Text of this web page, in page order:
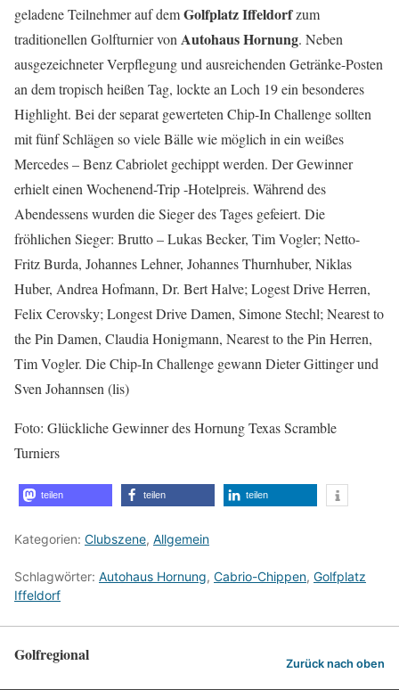
geladene Teilnehmer auf demGolfplatz Iffeldorfzum
traditionellen Golfturnier von Autohaus Hornung. Neben
ausgezeichneter Verpflegung und ausreichenden Getränke-Posten
an dem tropisch heißen Tag, lockte an Loch 19 ein besonderes
Highlight. Bei der separat gewerteten Chip-In Challenge sollten
mit fünf Schlägen so viele Bälle wie möglich in ein weißes
Mercedes – Benz Cabriolet gechippt werden. Der Gewinner
erhielt einen Wochenend-Trip -Hotelpreis. Während des
Abendessens wurden die Sieger des Tages gefeiert. Die
fröhlichen Sieger: Brutto – Lukas Becker, Tim Vogler; Netto-
Fritz Burda, Johannes Lehner, Johannes Thurnhuber, Niklas
Huber, Andrea Hofmann, Dr. Bert Halve; Logest Drive Herren,
Felix Cerovsky; Longest Drive Damen, Simone Stechl; Nearest to
the Pin Damen, Claudia Honigmann, Nearest to the Pin Herren,
Tim Vogler. Die Chip-In Challenge gewann Dieter Gittinger und
Sven Johannsen (lis)
Foto: Glückliche Gewinner des Hornung Texas Scramble
Turniers
teilen teilen teilen
Kategorien: Clubszene, Allgemein
Schlagwörter: Autohaus Hornung, Cabrio-Chippen, Golfplatz
Iffeldorf
Golfregional Zurück nach oben